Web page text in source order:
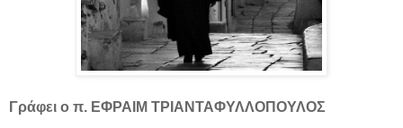
Γράφει ο π. ΕΦΡΑΙΜ ΤΡΙΑΝΤΑΦΥΛΛΟΠΟΥΛΟΣ